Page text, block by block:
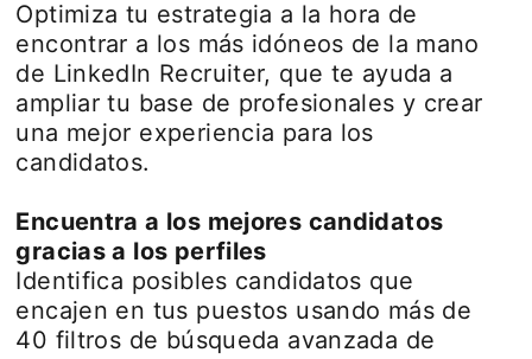
Optimiza tu estrategia a la hora de
encontrar a los más idóneos de la mano
de LinkedIn Recruiter, que te ayuda a
ampliar tu base de profesionales y crear
una mejor experiencia para los
candidatos.
Encuentra a los mejores candidatos
gracias a los perfiles
Identifica posibles candidatos que
encajen en tus puestos usando más de
40 filtros de búsqueda avanzada de